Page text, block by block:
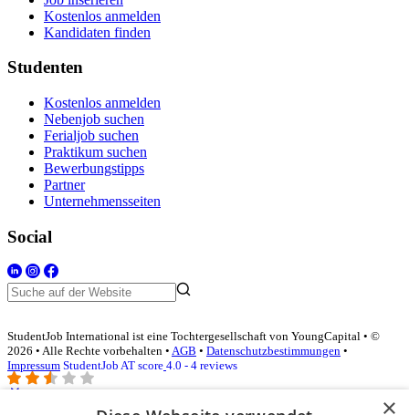
Kostenlos anmelden
Kandidaten finden
Studenten
Kostenlos anmelden
Nebenjob suchen
Ferialjob suchen
Praktikum suchen
Bewerbungstipps
Partner
Unternehmensseiten
Social
StudentJob International ist eine Tochtergesellschaft von YoungCapital • ©
2026 • Alle Rechte vorbehalten • AGB • Datenschutzbestimmungen •
Impressum StudentJob AT score 4.0 - 4 reviews
×